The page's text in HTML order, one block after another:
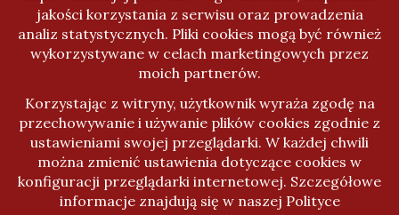
Kanał komentarzy
WordPress.org